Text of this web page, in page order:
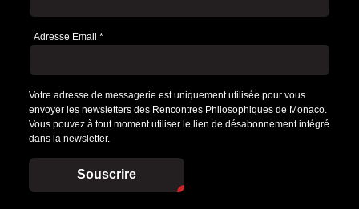
Adresse Email *
Votre adresse de messagerie est uniquement utilisée pour vous
envoyer les newsletters des Rencontres Philosophiques de Monaco.
Vous pouvez à tout moment utiliser le lien de désabonnement intégré
dans la newsletter.
Souscrire